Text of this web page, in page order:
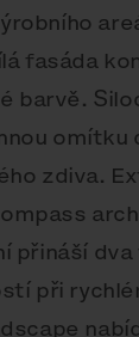
fasáda
barvě.
omítku
zdiva.
přináší
při